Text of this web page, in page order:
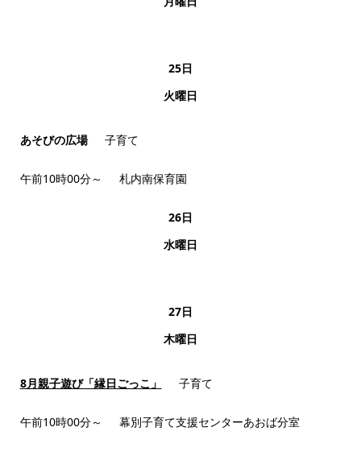
25日
火曜日
あそびの広場 子育て
午前10時00分～ 札内南保育園
26日
水曜日
27日
木曜日
8月親子遊び「縁日ごっこ」 子育て
午前10時00分～ 幕別子育て支援センターあおば分室